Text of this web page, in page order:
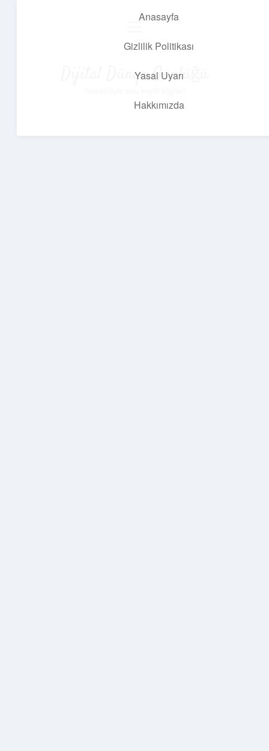
Anasayfa
Gizlilik Politikası
Yasal Uyarı
Hakkımızda
Dijital Dünya Günlüğü